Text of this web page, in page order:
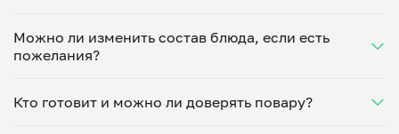
Укажите удобное время — и получите свежее
домашнее блюдо в большой порции прямо с плиты.
минут. Статус заказа отслеживайте в личном
кабинете, а с поваром можно связаться напрямую в
Можно ли изменить состав блюда, если есть
пожелания?
под ваши предпочтения: уберет специи, снизит
Кто готовит и можно ли доверять повару?